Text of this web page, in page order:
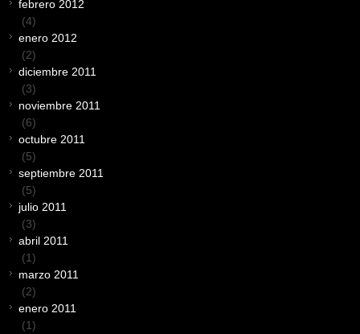
febrero 2012
(4)
enero 2012
(2)
diciembre 2011
(3)
noviembre 2011
(6)
octubre 2011
(5)
septiembre 2011
(5)
julio 2011
(3)
abril 2011
(1)
marzo 2011
(2)
enero 2011
(1)